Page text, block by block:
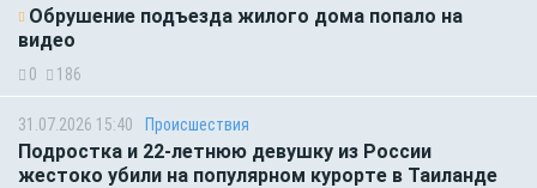
Обрушение подъезда жилого дома попало на
видео
0 186
31.07.2026 15:40 Происшествия
Подростка и 22-летнюю девушку из России
жестоко убили на популярном курорте в Таиланде